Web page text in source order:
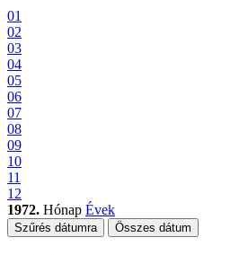
01
02
03
04
05
06
07
08
09
10
11
12
1972. Hónap Évek
Szűrés dátumra Összes dátum